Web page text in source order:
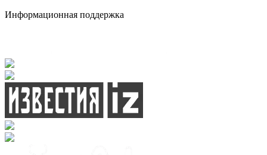
Информационная поддержка